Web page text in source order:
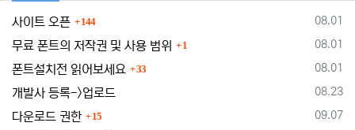
등록일
08.01
사이트 오픈 144
등록일
08.01
무료 폰트의 저작권 및 사용 범위 1
등록일
08.01
폰트설치전 읽어보세요 33
등록일
08.23
개발사 등록->업로드
등록일
09.07
다운로드 권한 15